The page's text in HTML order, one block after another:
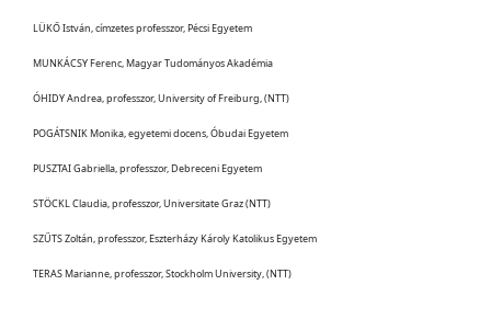
LÜKŐ István, címzetes professzor, Pécsi Egyetem
MUNKÁCSY Ferenc, Magyar Tudományos Akadémia
ÓHIDY Andrea, professzor, University of Freiburg, (NTT)
POGÁTSNIK Monika, egyetemi docens, Óbudai Egyetem
PUSZTAI Gabriella, professzor, Debreceni Egyetem
STÖCKL Claudia, professzor, Universitate Graz (NTT)
SZŰTS Zoltán, professzor, Eszterházy Károly Katolikus Egyetem
TERAS Marianne, professzor, Stockholm University, (NTT)